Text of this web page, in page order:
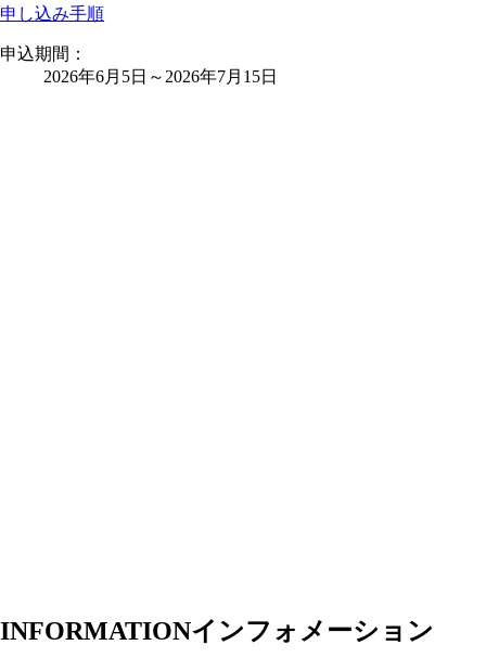
申し込み手順
申込期間：
2026年6月5日 ～ 2026年7月15日
INFORMATIONインフォメーション